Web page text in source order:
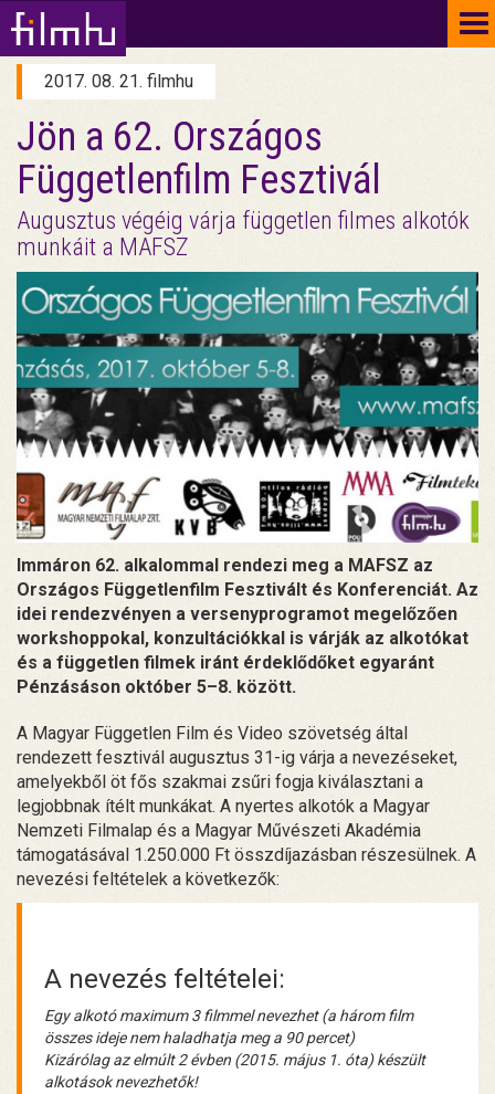
2017. 08. 21. filmhu
Jön a 62. Országos
Függetlenfilm Fesztivál
Augusztus végéig várja független filmes alkotók
munkáit a MAFSZ
Immáron 62. alkalommal rendezi meg a MAFSZ az
Országos Függetlenfilm Fesztivált és Konferenciát. Az
idei rendezvényen a versenyprogramot megelőzően
workshoppokal, konzultációkkal is várják az alkotókat
és a független filmek iránt érdeklődőket egyaránt
Pénzásáson október 5–8. között.
A Magyar Független Film és Video szövetség által
rendezett fesztivál augusztus 31-ig várja a nevezéseket,
amelyekből öt fős szakmai zsűri fogja kiválasztani a
legjobbnak ítélt munkákat. A nyertes alkotók a Magyar
Nemzeti Filmalap és a Magyar Művészeti Akadémia
támogatásával 1.250.000 Ft összdíjazásban részesülnek. A
nevezési feltételek a következők:
A nevezés feltételei:
Egy alkotó maximum 3 filmmel nevezhet (a három film
összes ideje nem haladhatja meg a 90 percet)
Kizárólag az elmúlt 2 évben (2015. május 1. óta) készült
alkotások nevezhetők!